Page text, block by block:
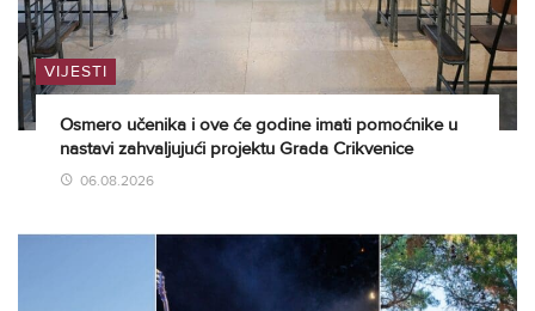
VIJESTI
Osmero učenika i ove će godine imati pomoćnike u
nastavi zahvaljujući projektu Grada Crikvenice
06.08.2026